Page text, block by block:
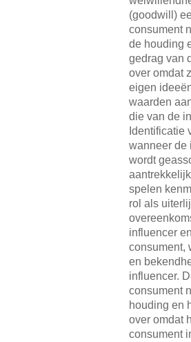
(goodwill)
consument
de houding
gedrag van
over omdat
eigen
waarden
die van de
Identificatie
wanneer de
wordt
spelen
rol als
influencer en
consument,
en
influencer.
consument
houding en
over omdat
consument